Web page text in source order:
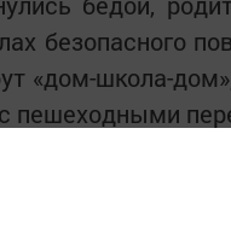
безопасного
«дом-школа-
пешеходными